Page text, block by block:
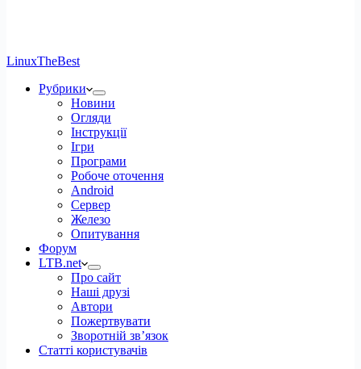
LinuxTheBest
Рубрики
Новини
Огляди
Інструкції
Ігри
Програми
Робоче оточення
Android
Сервер
Железо
Опитування
Форум
LTB.net
Про сайт
Наші друзі
Автори
Пожертвувати
Зворотній зв’язок
Статті користувачів